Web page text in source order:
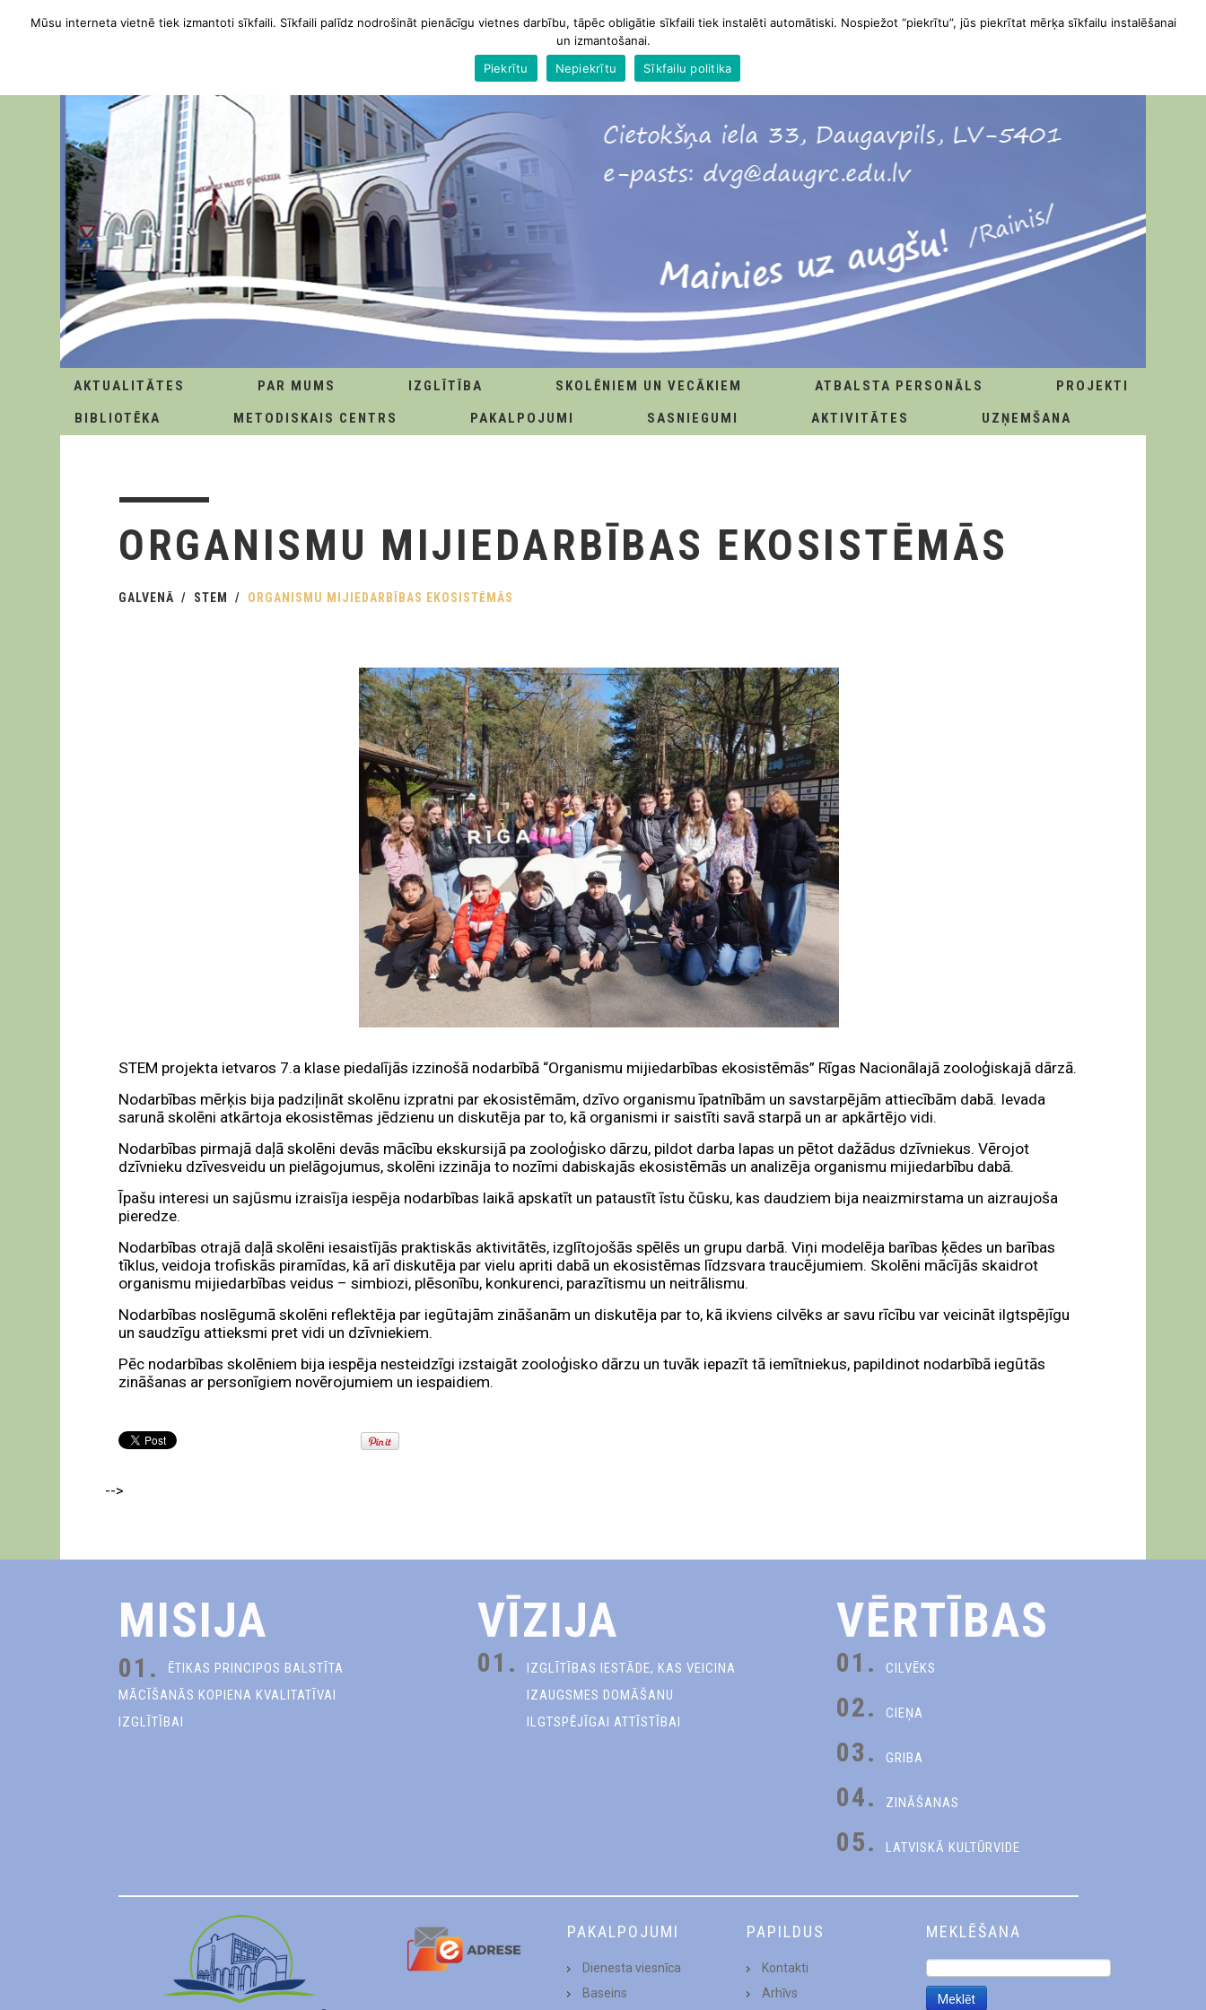
AKTUALITĀTES PAR MUMS IZGLĪTĪBA SKOLĒNIEM UN VECĀKIEM ATBALSTA PERSONĀLS
PROJEKTI
BIBLIOTĒKA
METODISKAIS CENTRS PAKALPOJUMI SASNIEGUMI AKTIVITĀTES UZŅEMŠANA
ORGANISMU MIJIEDARBĪBAS EKOSISTĒMĀS
GALVENĀ STEM ORGANISMU MIJIEDARBĪBAS EKOSISTĒMĀS
STEM projekta ietvaros 7.a klase piedalījās izzinošā nodarbībā “Organismu mijiedarbības ekosistēmās” Rīgas Nacionālajā zooloģiskajā dārzā.
Nodarbības mērķis bija padziļināt skolēnu izpratni par ekosistēmām, dzīvo organismu īpatnībām un savstarpējām attiecībām dabā. Ievada
sarunā skolēni atkārtoja ekosistēmas jēdzienu un diskutēja par to, kā organismi ir saistīti savā starpā un ar apkārtējo vidi.
Nodarbības pirmajā daļā skolēni devās mācību ekskursijā pa zooloģisko dārzu, pildot darba lapas un pētot dažādus dzīvniekus. Vērojot
dzīvnieku dzīvesveidu un pielāgojumus, skolēni izzināja to nozīmi dabiskajās ekosistēmās un analizēja organismu mijiedarbību dabā.
Īpašu interesi un sajūsmu izraisīja iespēja nodarbības laikā apskatīt un pataustīt īstu čūsku, kas daudziem bija neaizmirstama un aizraujoša
pieredze.
Nodarbības otrajā daļā skolēni iesaistījās praktiskās aktivitātēs, izglītojošās spēlēs un grupu darbā. Viņi modelēja barības ķēdes un barības
tīklus, veidoja trofiskās piramīdas, kā arī diskutēja par vielu apriti dabā un ekosistēmas līdzsvara traucējumiem. Skolēni mācījās skaidrot
organismu mijiedarbības veidus – simbiozi, plēsonību, konkurenci, parazītismu un neitrālismu.
Nodarbības noslēgumā skolēni reflektēja par iegūtajām zināšanām un diskutēja par to, kā ikviens cilvēks ar savu rīcību var veicināt ilgtspējīgu
un saudzīgu attieksmi pret vidi un dzīvniekiem.
Pēc nodarbības skolēniem bija iespēja nesteidzīgi izstaigāt zooloģisko dārzu un tuvāk iepazīt tā iemītniekus, papildinot nodarbībā iegūtās
zināšanas ar personīgiem novērojumiem un iespaidiem.
-->
MISIJA
01.
ĒTIKAS PRINCIPOS BALSTĪTA
MĀCĪŠANĀS KOPIENA KVALITATĪVAI
IZGLĪTĪBAI
VĪZIJA
01.
IZGLĪTĪBAS IESTĀDE, KAS VEICINA
IZAUGSMES DOMĀŠANU
ILGTSPĒJĪGAI ATTĪSTĪBAI
VĒRTĪBAS
01. CILVĒKS
02. CIEŅA
03. GRIBA
04. ZINĀŠANAS
05. LATVISKĀ KULTŪRVIDE
PAKALPOJUMI
Dienesta viesnīca
Baseins
PAPILDUS
Kontakti
Arhīvs
MEKLĒŠANA
Mūsu interneta vietnē tiek izmantoti sīkfaili. Sīkfaili palīdz nodrošināt pienācīgu vietnes darbību, tāpēc obligātie sīkfaili tiek instalēti automātiski. Nospiežot “piekrītu”, jūs piekrītat mērķa sīkfailu instalēšanai
un izmantošanai.
Piekrītu
Nepiekrītu Sīkfailu politika